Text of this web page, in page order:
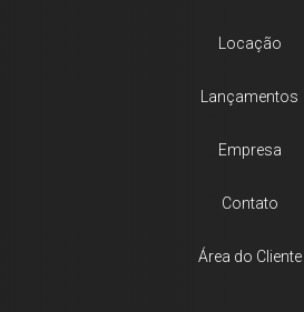
Locação
Lançamentos
Empresa
Contato
Área do Cliente